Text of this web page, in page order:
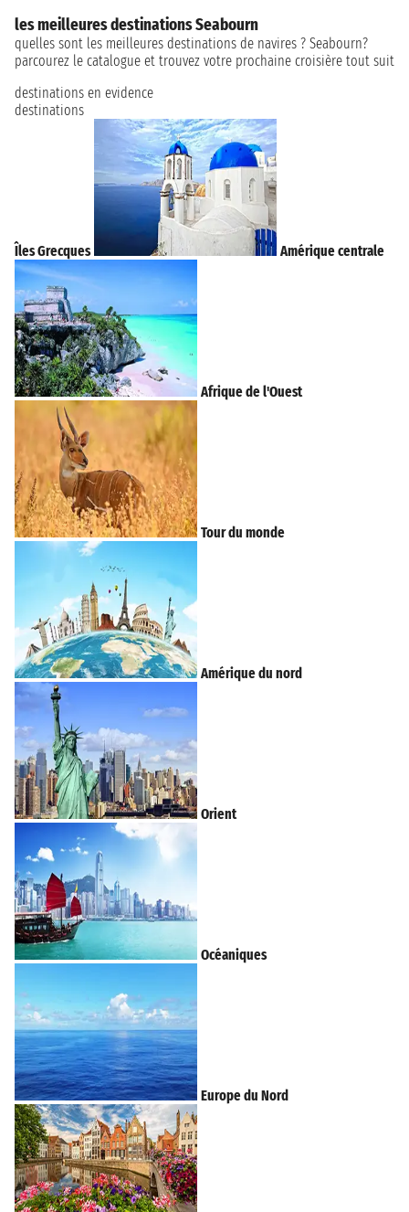
les meilleures destinations Seabourn
quelles sont les meilleures destinations de navires ? Seabourn?
parcourez le catalogue et trouvez votre prochaine croisière tout suit
destinations en evidence
destinations
Îles Grecques Amérique centrale
Afrique de l'Ouest
Tour du monde
Amérique du nord
Orient
Océaniques
Europe du Nord